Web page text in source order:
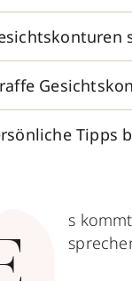
Tipps
s